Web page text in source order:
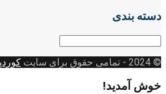
دسته بندی
دسته
© 2024
- تمامی حقوق برای سایت
خوش آمدید!